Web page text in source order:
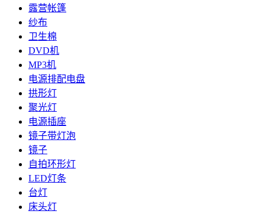
露营帐篷
纱布
卫生棉
DVD机
MP3机
电源排配电盘
拱形灯
聚光灯
电源插座
镜子带灯泡
镜子
自拍环形灯
LED灯条
台灯
床头灯